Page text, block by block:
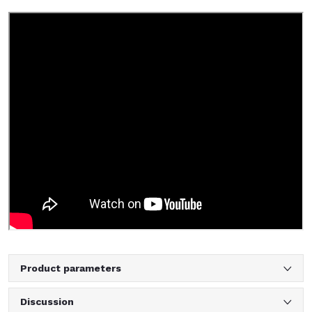
Product parameters
Discussion